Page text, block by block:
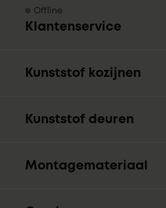
Offline
Klantenservice
Kunststof kozijnen
Kunststof deuren
Montagemateriaal